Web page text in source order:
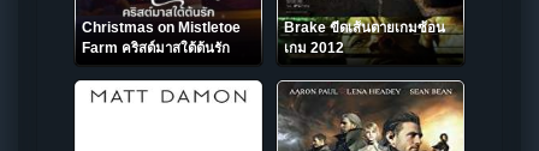
Christmas on Mistletoe
Farm คริสต์มาสใต้ต้นรัก
(2022) NETFLIX
Brake ขีดเส้นตายเกมซ้อน
เกม 2012